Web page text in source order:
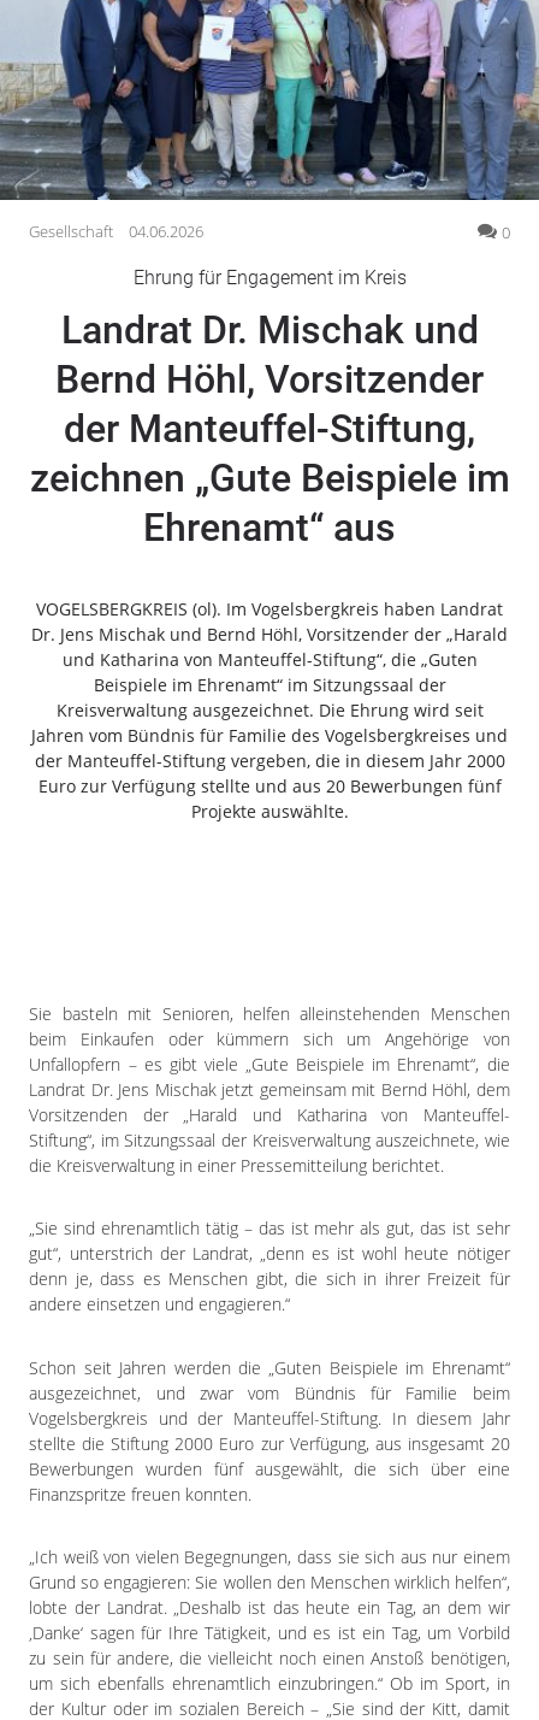
Gesundheit
Kultur
Lifestyle
Wirtschaft
Vogelsberg
Alsfeld
Romrod
Homberg
Ohm
Schotten
Schlitz
Antrifttal
Feldatal
Grebenau
Grebenhain
Herbstein
Kirtorf
Lautertal
Mücke
Schwalmtal
Gießen
Impressum
Datenschutzerklärung
Gesellschaft 04.06.2026 0
Ehrung für Engagement im Kreis
Landrat Dr. Mischak und
Bernd Höhl, Vorsitzender
der Manteuffel-Stiftung,
zeichnen „Gute Beispiele im
Ehrenamt“ aus
VOGELSBERGKREIS (ol). Im Vogelsbergkreis haben Landrat
Dr. Jens Mischak und Bernd Höhl, Vorsitzender der „Harald
und Katharina von Manteuffel-Stiftung“, die „Guten
Beispiele im Ehrenamt“ im Sitzungssaal der
Kreisverwaltung ausgezeichnet. Die Ehrung wird seit
Jahren vom Bündnis für Familie des Vogelsbergkreises und
der Manteuffel-Stiftung vergeben, die in diesem Jahr 2000
Euro zur Verfügung stellte und aus 20 Bewerbungen fünf
Projekte auswählte.
Sie basteln mit Senioren, helfen alleinstehenden Menschen
beim Einkaufen oder kümmern sich um Angehörige von
Unfallopfern – es gibt viele „Gute Beispiele im Ehrenamt“, die
Landrat Dr. Jens Mischak jetzt gemeinsam mit Bernd Höhl, dem
Vorsitzenden der „Harald und Katharina von Manteuffel-
Stiftung“, im Sitzungssaal der Kreisverwaltung auszeichnete, wie
die Kreisverwaltung in einer Pressemitteilung berichtet.
„Sie sind ehrenamtlich tätig – das ist mehr als gut, das ist sehr
gut“, unterstrich der Landrat, „denn es ist wohl heute nötiger
denn je, dass es Menschen gibt, die sich in ihrer Freizeit für
andere einsetzen und engagieren.“
Schon seit Jahren werden die „Guten Beispiele im Ehrenamt“
ausgezeichnet, und zwar vom Bündnis für Familie beim
Vogelsbergkreis und der Manteuffel-Stiftung. In diesem Jahr
stellte die Stiftung 2000 Euro zur Verfügung, aus insgesamt 20
Bewerbungen wurden fünf ausgewählt, die sich über eine
Finanzspritze freuen konnten.
„Ich weiß von vielen Begegnungen, dass sie sich aus nur einem
Grund so engagieren: Sie wollen den Menschen wirklich helfen“,
lobte der Landrat. „Deshalb ist das heute ein Tag, an dem wir
‚Danke‘ sagen für Ihre Tätigkeit, und es ist ein Tag, um Vorbild
zu sein für andere, die vielleicht noch einen Anstoß benötigen,
um sich ebenfalls ehrenamtlich einzubringen.“ Ob im Sport, in
der Kultur oder im sozialen Bereich – „Sie sind der Kitt, damit